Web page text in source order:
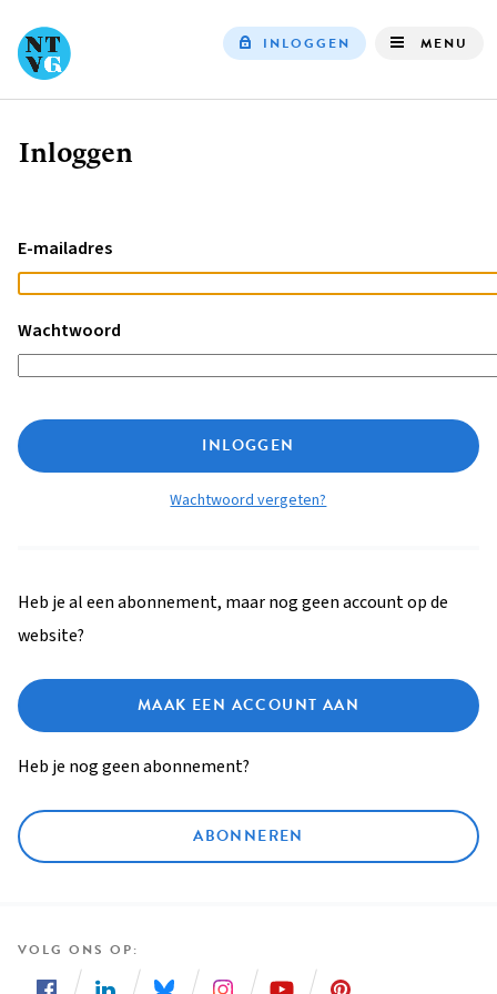
INLOGGEN MENU
Kruimelpad
Inloggen
E-mailadres
Wachtwoord
INLOGGEN
Wachtwoord vergeten?
Heb je al een abonnement, maar nog geen account op de
website?
MAAK EEN ACCOUNT AAN
Heb je nog geen abonnement?
ABONNEREN
VOLG ONS OP